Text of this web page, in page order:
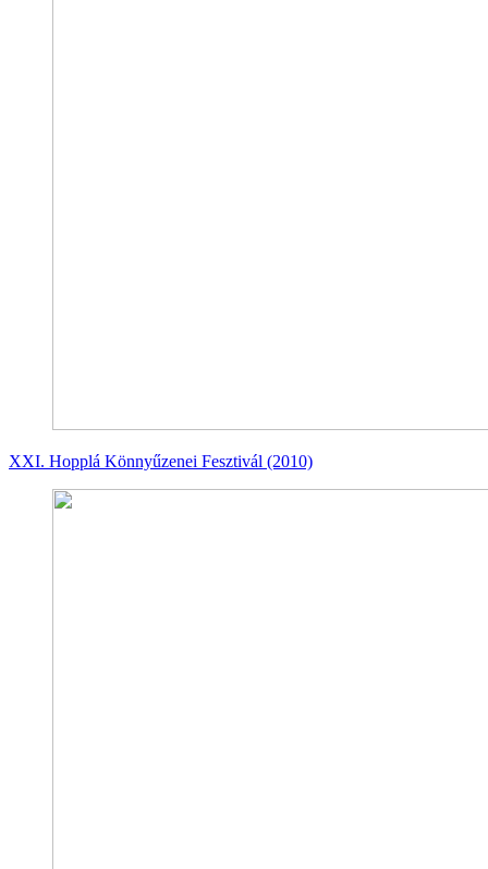
XXI. Hopplá Könnyűzenei Fesztivál (2010)